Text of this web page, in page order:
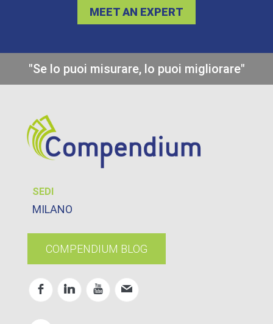
MEET AN EXPERT
"Se lo puoi misurare, lo puoi migliorare"
SEDI
MILANO
COMPENDIUM BLOG